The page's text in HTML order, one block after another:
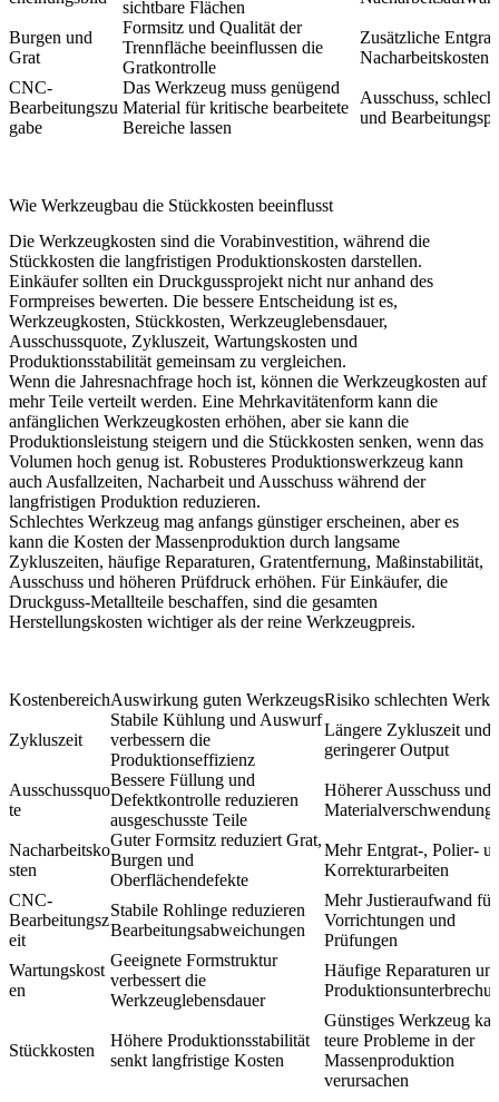
sichtbare Flächen
Burgen und
Grat
Formsitz und Qualität der
Trennfläche beeinflussen die
Gratkontrolle
Zusätzliche
Nacharbeitskosten
CNC-
Bearbeitungszu
gabe
Das Werkzeug muss genügend
Material für kritische bearbeitete
Bereiche lassen
Ausschuss,
und
Wie Werkzeugbau die Stückkosten beeinflusst
Die Werkzeugkosten sind die Vorabinvestition, während die
Stückkosten die langfristigen Produktionskosten darstellen.
Einkäufer sollten ein Druckgussprojekt nicht nur anhand des
Formpreises bewerten. Die bessere Entscheidung ist es,
Werkzeugkosten, Stückkosten, Werkzeuglebensdauer,
Ausschussquote, Zykluszeit, Wartungskosten und
Produktionsstabilität gemeinsam zu vergleichen.
Wenn die Jahresnachfrage hoch ist, können die Werkzeugkosten auf
mehr Teile verteilt werden. Eine Mehrkavitätenform kann die
anfänglichen Werkzeugkosten erhöhen, aber sie kann die
Produktionsleistung steigern und die Stückkosten senken, wenn das
Volumen hoch genug ist. Robusteres Produktionswerkzeug kann
auch Ausfallzeiten, Nacharbeit und Ausschuss während der
langfristigen Produktion reduzieren.
Schlechtes Werkzeug mag anfangs günstiger erscheinen, aber es
kann die Kosten der Massenproduktion durch langsame
Zykluszeiten, häufige Reparaturen, Gratentfernung, Maßinstabilität,
Ausschuss und höheren Prüfdruck erhöhen. Für Einkäufer, die
Druckguss-Metallteile beschaffen, sind die gesamten
Herstellungskosten wichtiger als der reine Werkzeugpreis.
KostenbereichAuswirkung guten WerkzeugsRisiko schlechten
Zykluszeit
Stabile Kühlung und Auswurf
verbessern die
Produktionseffizienz
Längere Zykluszeit und
geringerer Output
Ausschussquo
te
Bessere Füllung und
Defektkontrolle reduzieren
ausgeschusste Teile
Höherer Ausschuss und
Materialverschwendung
Nacharbeitsko
sten
Guter Formsitz reduziert Grat,
Burgen und
Oberflächendefekte
Mehr Entgrat-, Polier-
Korrekturarbeiten
CNC-
Bearbeitungsz
eit
Stabile Rohlinge reduzieren
Bearbeitungsabweichungen
Mehr Justieraufwand für
Vorrichtungen und
Prüfungen
Wartungskost
en
Geeignete Formstruktur
verbessert die
Werkzeuglebensdauer
Häufige Reparaturen
Stückkosten
Höhere Produktionsstabilität
senkt langfristige Kosten
Günstiges Werkzeug
teure Probleme in der
Massenproduktion
verursachen